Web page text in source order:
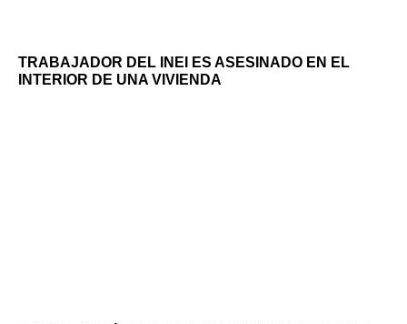
TRABAJADOR DEL INEI ES ASESINADO EN EL
INTERIOR DE UNA VIVIENDA